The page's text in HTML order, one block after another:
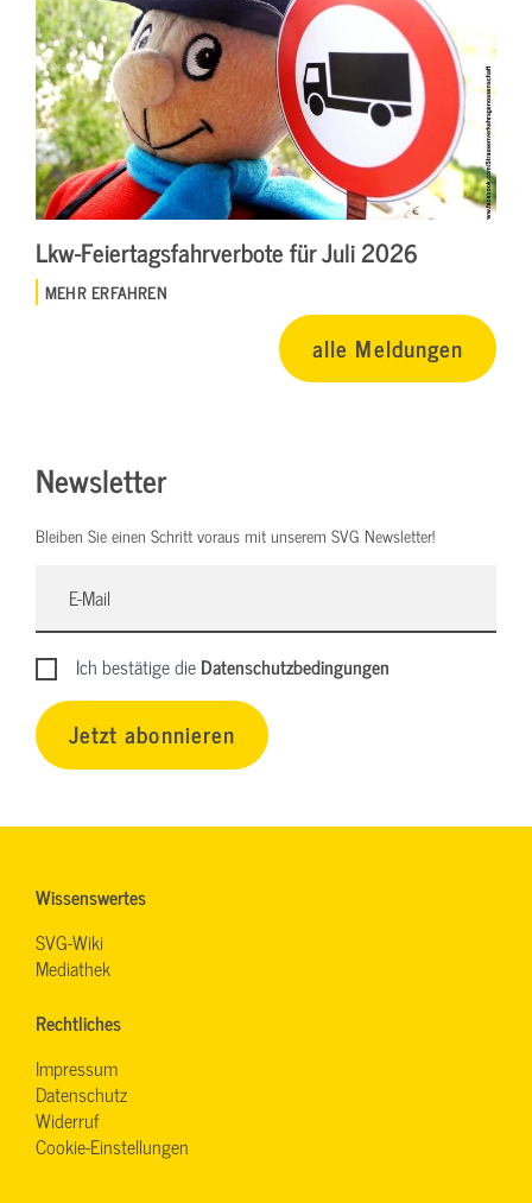
Lkw-Feiertagsfahrverbote für Juli 2026
MEHR ERFAHREN
alle Meldungen
Newsletter
Bleiben Sie einen Schritt voraus mit unserem SVG Newsletter!
Ich bestätige dieDatenschutzbedingungen
Jetzt abonnieren
Wissenswertes
SVG-Wiki
Mediathek
Rechtliches
Impressum
Datenschutz
Widerruf
Cookie-Einstellungen